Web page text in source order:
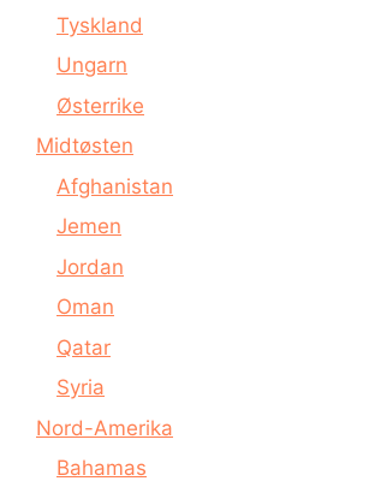
Tyskland
Ungarn
Østerrike
Midtøsten
Afghanistan
Jemen
Jordan
Oman
Qatar
Syria
Nord-Amerika
Bahamas